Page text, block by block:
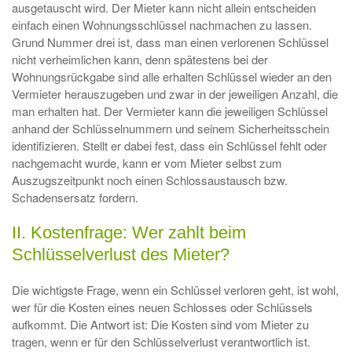
ausgetauscht wird. Der Mieter kann nicht allein entscheiden
einfach einen Wohnungsschlüssel nachmachen zu lassen.
Grund Nummer drei ist, dass man einen verlorenen Schlüssel
nicht verheimlichen kann, denn spätestens bei der
Wohnungsrückgabe sind alle erhalten Schlüssel wieder an den
Vermieter herauszugeben und zwar in der jeweiligen Anzahl, die
man erhalten hat. Der Vermieter kann die jeweiligen Schlüssel
anhand der Schlüsselnummern und seinem Sicherheitsschein
identifizieren. Stellt er dabei fest, dass ein Schlüssel fehlt oder
nachgemacht wurde, kann er vom Mieter selbst zum
Auszugszeitpunkt noch einen Schlossaustausch bzw.
Schadensersatz fordern.
II. Kostenfrage: Wer zahlt beim
Schlüsselverlust des Mieter?
Die wichtigste Frage, wenn ein Schlüssel verloren geht, ist wohl,
wer für die Kosten eines neuen Schlosses oder Schlüssels
aufkommt. Die Antwort ist: Die Kosten sind vom Mieter zu
tragen, wenn er für den Schlüsselverlust verantwortlich ist.